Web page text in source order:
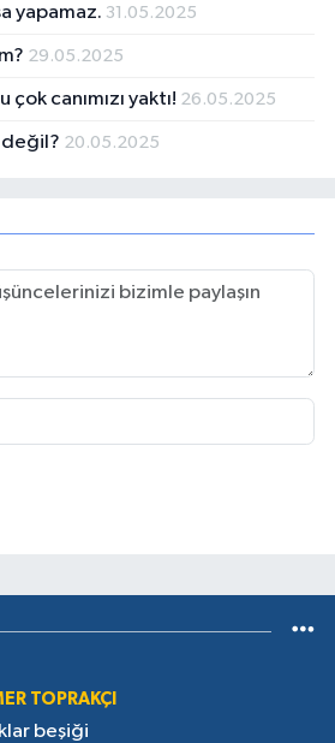
yapamaz. 31.05.2025
29.05.2025
çok canımızı yaktı! 26.05.2025
değil? 20.05.2025
TOPRAKÇI
beşiği